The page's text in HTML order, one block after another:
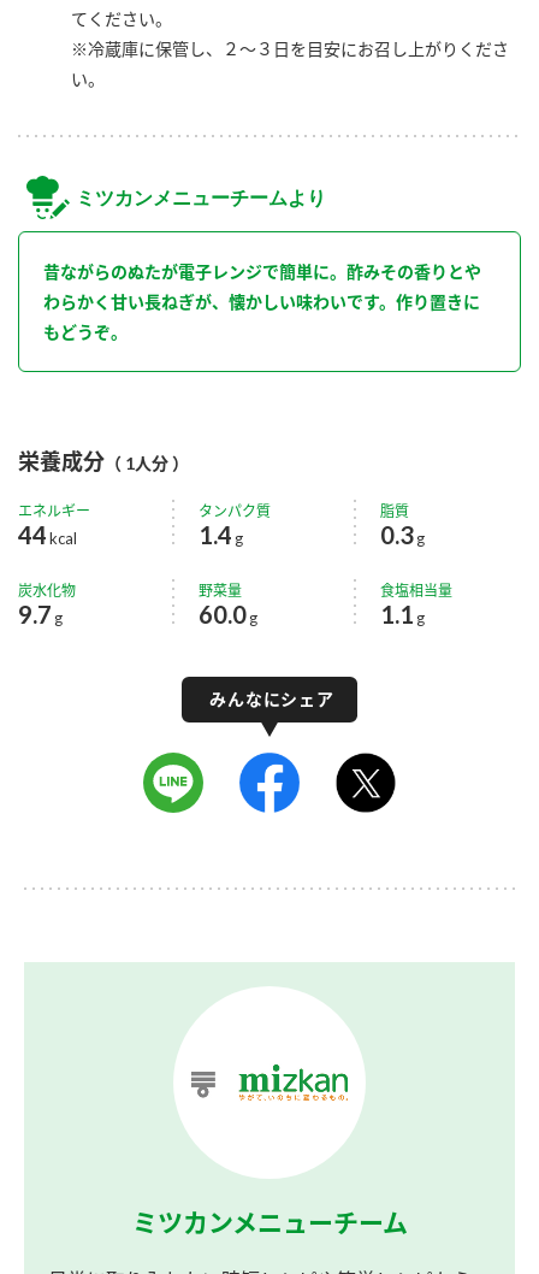
てください。
※冷蔵庫に保管し、２～３日を目安にお召し上がりくださ
い。
ミツカンメニューチームより
昔ながらのぬたが電子レンジで簡単に。酢みその香りとや
わらかく甘い長ねぎが、懐かしい味わいです。作り置きに
もどうぞ。
栄養成分 （ 1人分 ）
エネルギー
44kcal
タンパク質
1.4 g
脂質
0.3 g
炭水化物
9.7 g
野菜量
60.0g
食塩相当量
1.1 g
ミツカンメニューチーム